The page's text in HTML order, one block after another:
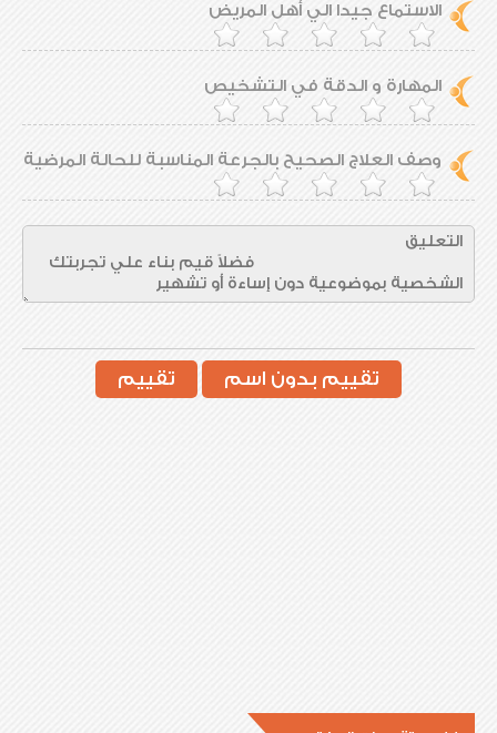
الاستماع جيدا الي أهل المريض
المهارة و الدقة في التشخيص
وصف العلاج الصحيح بالجرعة المناسبة للحالة المرضية
تقييم بدون اسم تقييم